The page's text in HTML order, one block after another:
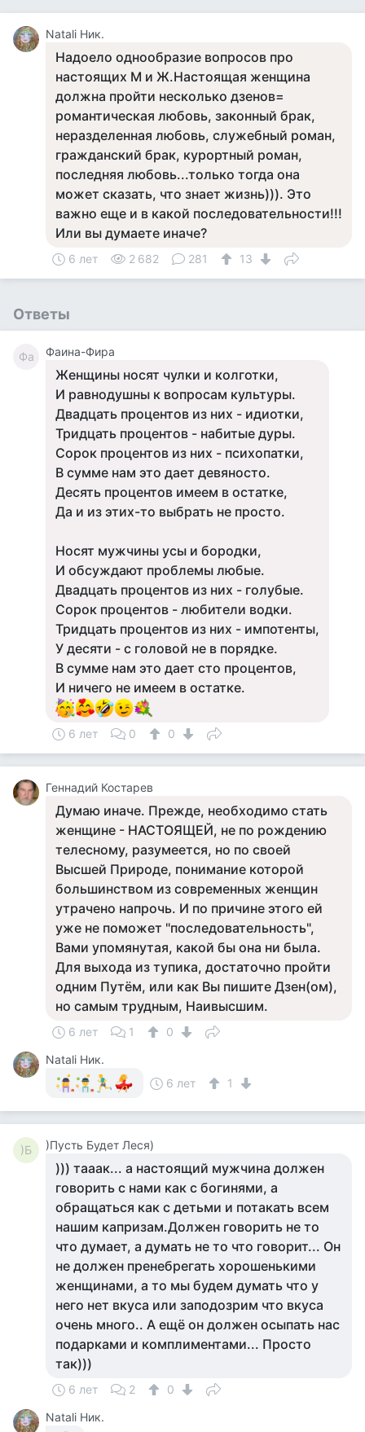
Natali Ник.
Надоело однообразие вопросов про
настоящих М и Ж.Настоящая женщина
должна пройти несколько дзенов=
романтическая любовь, законный брак,
неразделенная любовь, служебный роман,
гражданский брак, курортный роман,
последняя любовь...только тогда она
может сказать, что знает жизнь))). Это
важно еще и в какой последовательности!!!
Или вы думаете иначе?
6 лет 2 682 281 13
Ответы
Фа Фаина-Фира
Женщины носят чулки и колготки,
И равнодушны к вопросам культуры.
Двадцать процентов из них - идиотки,
Тридцать процентов - набитые дуры.
Сорок процентов из них - психопатки,
В сумме нам это дает девяносто.
Десять процентов имеем в остатке,
Да и из этих-то выбрать не просто.
Носят мужчины усы и бородки,
И обсуждают проблемы любые.
Двадцать процентов из них - голубые.
Сорок процентов - любители водки.
Тридцать процентов из них - импотенты,
У десяти - с головой не в порядке.
В сумме нам это дает сто процентов,
И ничего не имеем в остатке.
6 лет 0 0
Геннадий Костарев
Думаю иначе. Прежде, необходимо стать
женщине - НАСТОЯЩЕЙ, не по рождению
телесному, разумеется, но по своей
Высшей Природе, понимание которой
большинством из современных женщин
утрачено напрочь. И по причине этого ей
уже не поможет "последовательность",
Вами упомянутая, какой бы она ни была.
Для выхода из тупика, достаточно пройти
одним Путём, или как Вы пишите Дзен(ом),
но самым трудным, Наивысшим.
6 лет 1
0
Natali Ник.
6 лет
1
)Б )Пусть Будет Леся)
))) тааак... а настоящий мужчина должен
говорить с нами как с богинями, а
обращаться как с детьми и потакать всем
нашим капризам.Должен говорить не то
что думает, а думать не то что говорит... Он
не должен пренебрегать хорошенькими
женщинами, а то мы будем думать что у
него нет вкуса или заподозрим что вкуса
очень много.. А ещё он должен осыпать нас
подарками и комплиментами... Просто
так)))
6 лет 2
0
Natali Ник.